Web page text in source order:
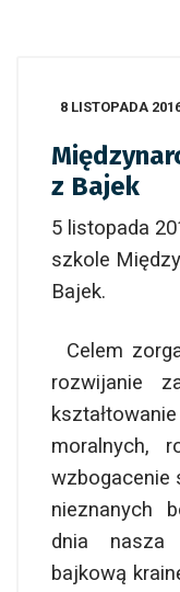
8 LISTOPADA
z Bajek
5 listopada
szkole
Bajek.
Celem
rozwijanie
moralnych,
wzbogacenie
nieznanych
dnia nasza
bajkową